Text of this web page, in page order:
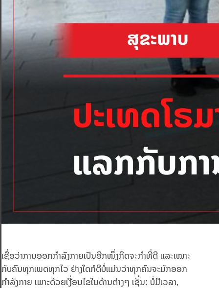
ເຊື່ອວ່າການອອກກຳລັງກາຍເປັນອີກໜຶ່ງກິດຈະກໍາທີ່ດີ ແລະເໝາະ
ກັບຄົນທຸກເພດທຸກໄວ ຢ່າງໃດກໍດີບໍ່ແມ່ນວ່າທຸກຄົນຈະມັກອອກ
ກຳລັງກາຍ ເພາະດ້ວຍເງື່ອນໄຂໃນດ້ານຕ່າງໆ ເຊັ່ນ: ບໍ່ມີເວລາ,